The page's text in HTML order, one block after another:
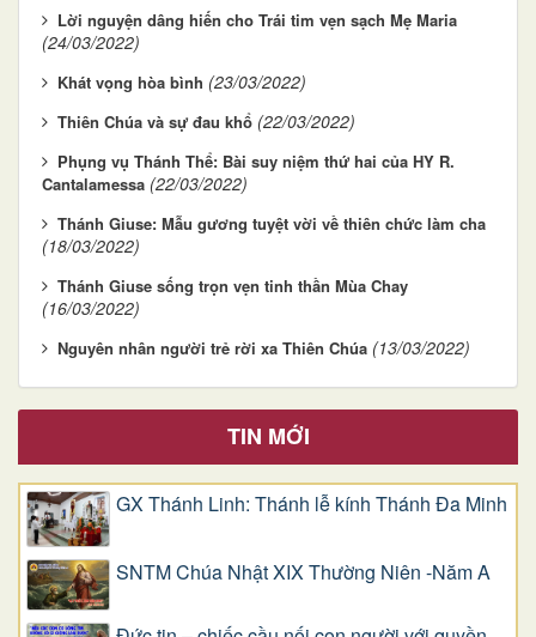
Lời nguyện dâng hiến cho Trái tim vẹn sạch Mẹ Maria
(24/03/2022)
Khát vọng hòa bình (23/03/2022)
Thiên Chúa và sự đau khổ (22/03/2022)
Phụng vụ Thánh Thể: Bài suy niệm thứ hai của HY R.
Cantalamessa (22/03/2022)
Thánh Giuse: Mẫu gương tuyệt vời về thiên chức làm cha
(18/03/2022)
Thánh Giuse sống trọn vẹn tinh thần Mùa Chay
(16/03/2022)
Nguyên nhân người trẻ rời xa Thiên Chúa (13/03/2022)
TIN MỚI
GX Thánh Linh: Thánh lễ kính Thánh Đa Minh
SNTM Chúa Nhật XIX Thường Niên -Năm A